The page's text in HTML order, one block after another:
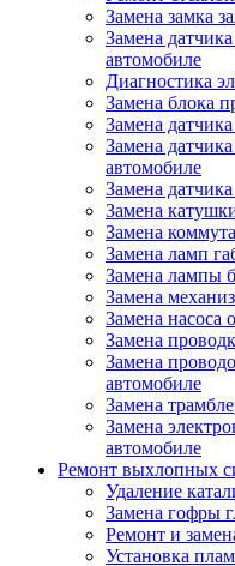
Замена замка
Замена
автомобиле
Диагностика
Замена блока
Замена
Замена
автомобиле
Замена
Замена
Замена
Замена ламп
Замена лампы
Замена
Замена насоса
Замена
Замена
автомобиле
Замена
Замена
автомобиле
Ремонт выхлопных
Удаление
Замена гофры
Ремонт и
Установка